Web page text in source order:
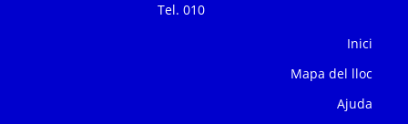
Tel. 010
Inici
Mapa del lloc
Ajuda